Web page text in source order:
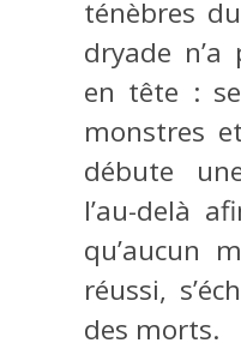
ténèbres
dryade n’a
en tête :
monstres
débute
l’au-delà
qu’aucun
réussi,
des morts.